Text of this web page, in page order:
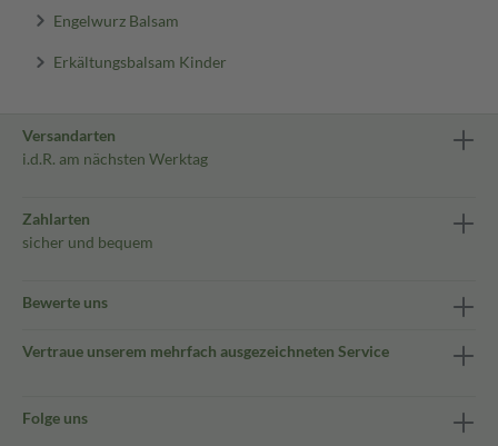
Engelwurz Balsam
Erkältungsbalsam Kinder
Versandarten
i.d.R. am nächsten Werktag
Zahlarten
sicher und bequem
Bewerte uns
Vertraue unserem mehrfach ausgezeichneten Service
Folge uns